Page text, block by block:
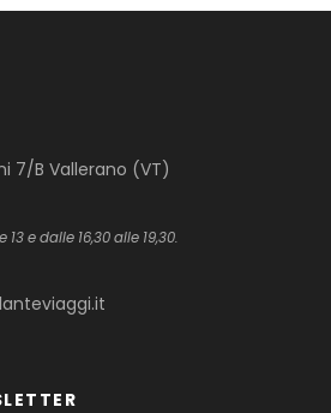
7/B Vallerano (VT)
e dalle 16,30 alle 19,30.